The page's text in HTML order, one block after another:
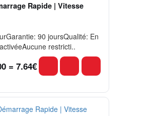
Rapide | Vitesse
90 joursQualité: En
restricti..
= 7.64€